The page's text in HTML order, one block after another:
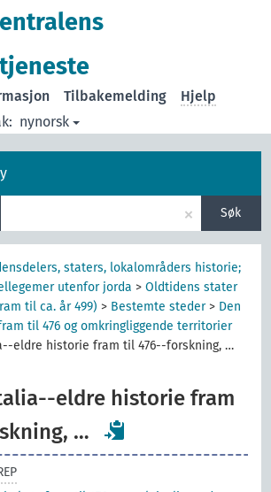
nynorsk
Tilbakemelding Hjelp
× Søk
staters, lokalområders historie;
utenfor jorda >Oldtidens stater
til ca. år 499) > Bestemte steder> Den
til 476 og omkringliggende territorier
eldre historie fram til 476--forskning, …
eldre historie fram
…